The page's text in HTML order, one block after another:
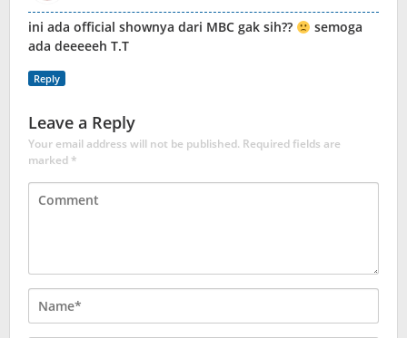
ini ada official shownya dari MBC gak sih??
semoga
ada deeeeeh T.T
Reply
Leave a Reply
Your email address will not be published. Required fields are
marked*